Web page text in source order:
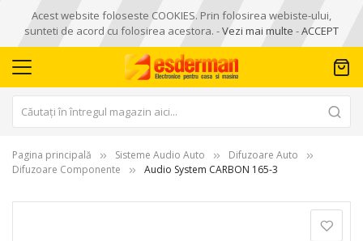
Acest website foloseste COOKIES. Prin folosirea webiste-ului,
sunteti de acord cu folosirea acestora. -Vezi mai multe -ACCEPT
Pagina principală Sisteme Audio Auto
Difuzoare Auto
Difuzoare Componente
Audio System CARBON 165-3